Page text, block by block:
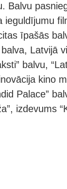
Balvu
īpašās
Latvijā
balvu,
kino
Palace”
izdevums